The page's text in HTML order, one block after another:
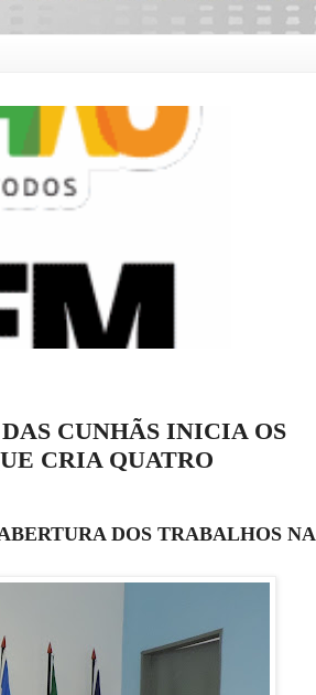
CUNHÃS INICIA OS
CRIA QUATRO
DOS TRABALHOS NA